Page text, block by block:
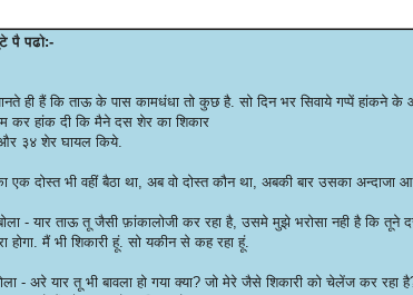
पै पढो:-
ही हैं कि ताऊ के पास कामधंधा तो कुछ है. सो दिन भर सिवाये गप्पें हांकने
कर हांक दी कि मैने दस शेर का शिकार
३४ शेर घायल किये.
एक दोस्त भी वहीं बैठा था, अब वो दोस्त कौन था, अबकी बार उसका अन्दाजा
- यार ताऊ तू जैसी फ़ांकालोजी कर रहा है, उसमे मुझे भरोसा नही है कि तूने
होगा. मैं भी शिकारी हूं. सो यकीन से कह रहा हूं.
- अरे यार तू भी बावला हो गया क्या? जो मेरे जैसे शिकारी को चेलेंज कर रहा